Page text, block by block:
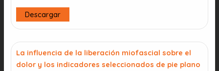
Descargar
La influencia de la liberación miofascial sobre el
dolor y los indicadores seleccionados de pie plano